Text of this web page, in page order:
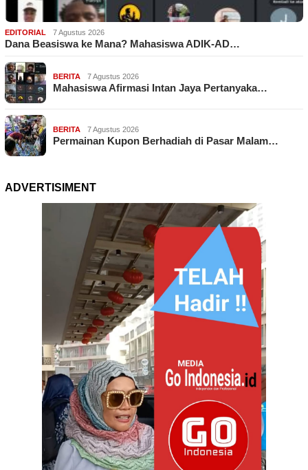
EDITORIAL 7 Agustus 2026
Dana Beasiswa ke Mana? Mahasiswa ADIK-AD…
BERITA 7 Agustus 2026
Mahasiswa Afirmasi Intan Jaya Pertanyaka…
BERITA 7 Agustus 2026
Permainan Kupon Berhadiah di Pasar Malam…
ADVERTISIMENT